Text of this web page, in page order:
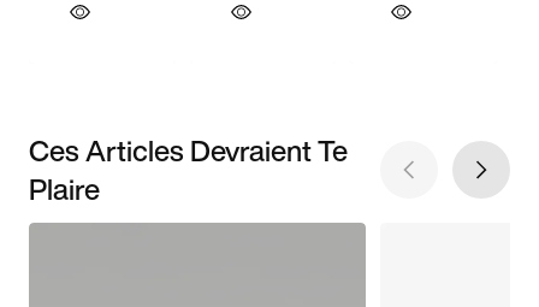
Ces Articles Devraient Te
Plaire